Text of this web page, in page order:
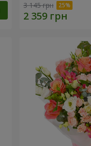
3 145 грн